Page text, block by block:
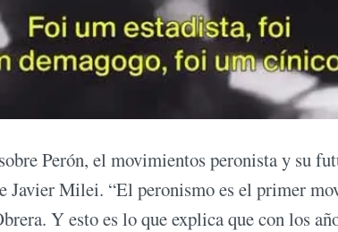
Perón, el movimientos peronista y su
Javier Milei. “El peronismo es el primer
Y esto es lo que explica que con los